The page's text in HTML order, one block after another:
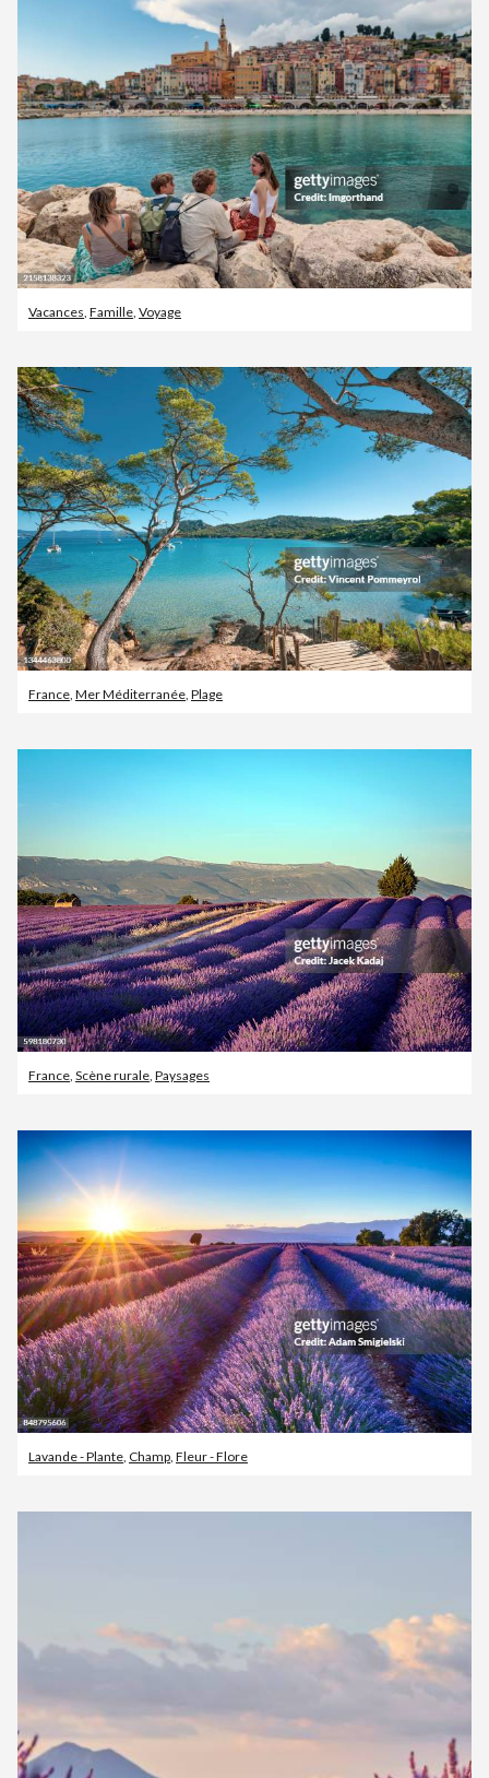
Vacances, Famille, Voyage
France Mer Méditerranée Plage
France Scène rurale Paysages
Lavande - Plante, Champ, Fleur - Flore